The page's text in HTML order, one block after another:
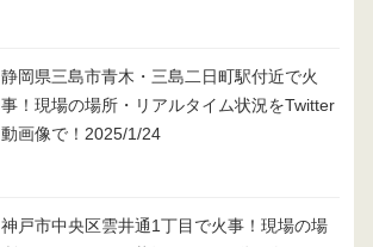
静岡県三島市青木・三島二日町駅付近で火
事！現場の場所・リアルタイム状況をTwitter
動画像で！2025/1/24
神戸市中央区雲井通1丁目で火事！現場の場